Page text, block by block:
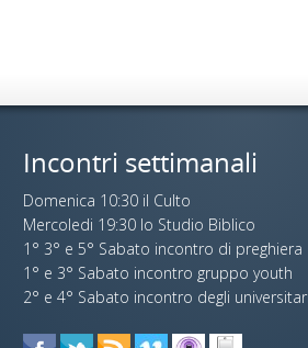
Incontri settimanali
Domenica 10:30 il Culto
Mercoledi 19:30 lo Studio Biblico
1° 3° e 5° Sabato incontro di preghiera
1° e 3° Sabato incontro gruppo youth
2° e 4° Sabato incontro degli universitari